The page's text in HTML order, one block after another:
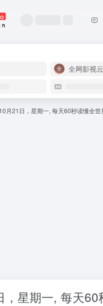
全网影视
10月21日，星期一, 每天60秒读懂全世
，星期一, 每天60